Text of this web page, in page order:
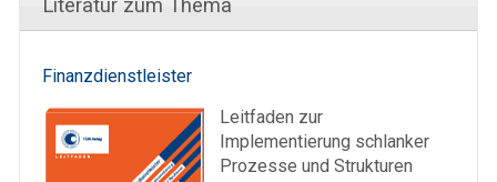
Literatur zum Thema
Finanzdienstleister
Leitfaden zur
Implementierung schlanker
Prozesse und Strukturen